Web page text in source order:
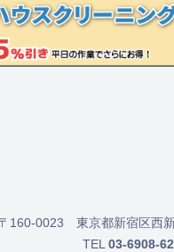
160-0023 東京都新宿区西
TEL 03-6908-